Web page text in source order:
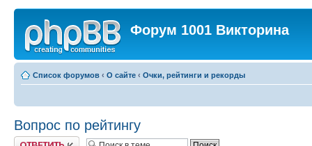
Форум 1001 Викторина
Список форумов ‹ О сайте ‹ Очки, рейтинги и рекорды
Вопрос по рейтингу
Ответить